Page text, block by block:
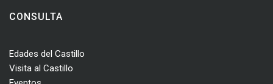
CONSULTA
Edades del Castillo
Visita al Castillo